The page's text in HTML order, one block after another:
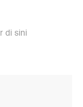
di sini